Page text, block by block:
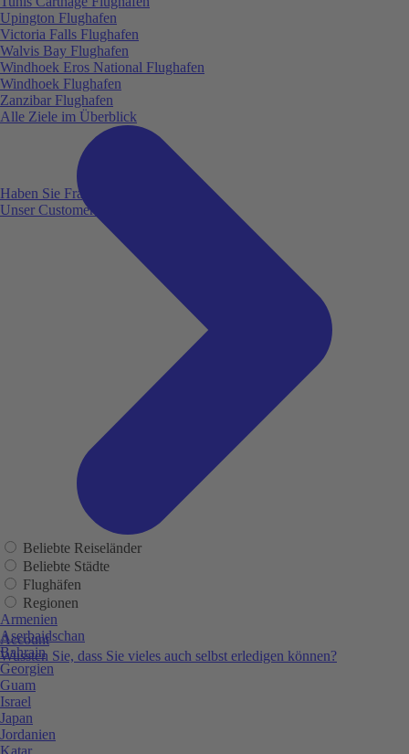
Haben Sie Fragen?
Unser Customer Service ist für Sie da!
Account
Wussten Sie, dass Sie vieles auch selbst erledigen können?
Upington Flughafen
Victoria Falls Flughafen
Walvis Bay Flughafen
Windhoek Eros National Flughafen
Windhoek Flughafen
Zanzibar Flughafen
Alle Ziele im Überblick
Beliebte Reiseländer
Beliebte Städte
Flughäfen
Regionen
Armenien
Aserbaidschan
Bahrain
Georgien
Guam
Israel
Japan
Jordanien
Katar